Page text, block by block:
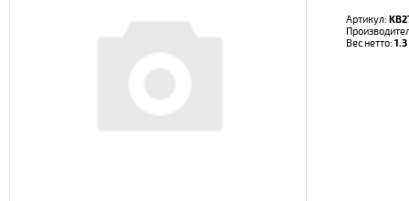
Артикул:
Вес нетто: 1.3